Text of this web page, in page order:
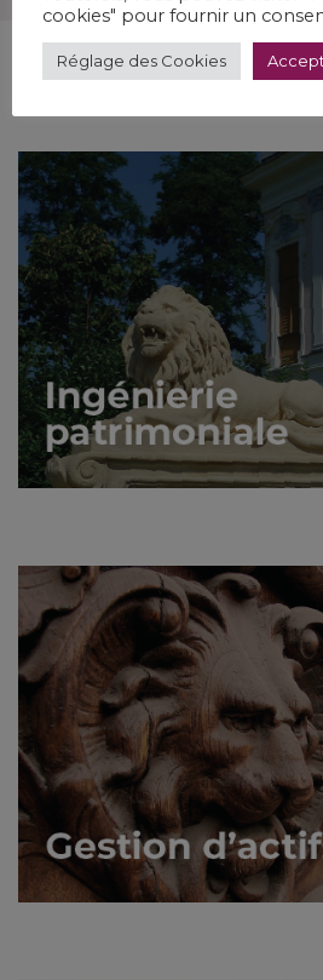
cookies" pour fournir un
Réglage des Cookies